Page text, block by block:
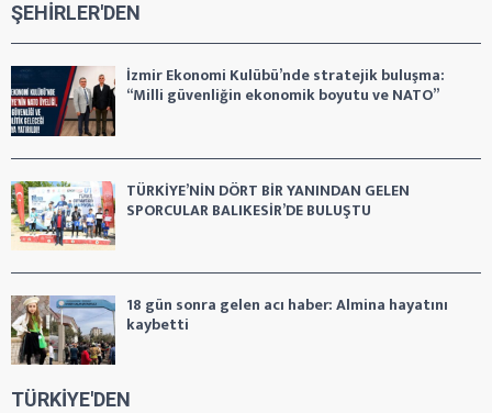
ŞEHİRLER'DEN
İzmir Ekonomi Kulübü’nde stratejik buluşma:
“Milli güvenliğin ekonomik boyutu ve NATO”
TÜRKİYE’NİN DÖRT BİR YANINDAN GELEN
SPORCULAR BALIKESİR’DE BULUŞTU
18 gün sonra gelen acı haber: Almina hayatını
kaybetti
TÜRKİYE'DEN